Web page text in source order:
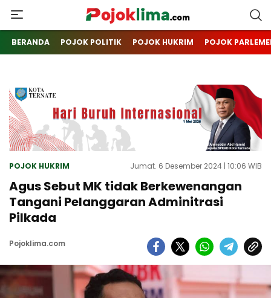
pojoklima.com
Mojokin
BERANDA POJOK POLITIK POJOK HUKRIM POJOK
POJOK HUKRIM Jumat. 6 Desember 2024 | 10:06 WIB
Agus Sebut MK tidak Berkewenangan
Tangani Pelanggaran Adminitrasi
Pilkada
Pojoklima.com